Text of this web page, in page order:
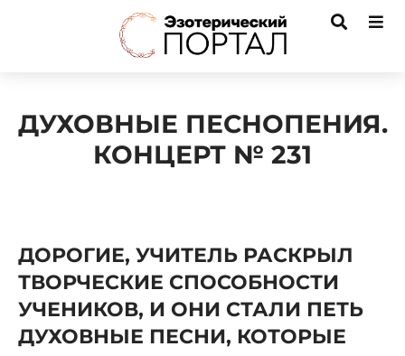
ДУХОВНЫЕ ПЕСНОПЕНИЯ.
КОНЦЕРТ № 231
ДОРОГИЕ, УЧИТЕЛЬ РАСКРЫЛ
ТВОРЧЕСКИЕ СПОСОБНОСТИ
УЧЕНИКОВ, И ОНИ СТАЛИ ПЕТЬ
ДУХОВНЫЕ ПЕСНИ, КОТОРЫЕ